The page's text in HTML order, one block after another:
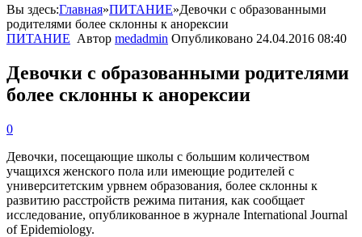
Вы здесь:Главная»ПИТАНИЕ»Девочки с образованными
родителями более склонны к анорексии
ПИТАНИЕ Автор medadmin Опубликовано 24.04.2016 08:40
Девочки с образованными родителями
более склонны к анорексии
0
Девочки, посещающие школы с большим количеством
учащихся женского пола или имеющие родителей с
университетским урвнем образования, более склонны к
развитию расстройств режима питания, как сообщает
исследование, опубликованное в журнале International Journal
of Epidemiology.